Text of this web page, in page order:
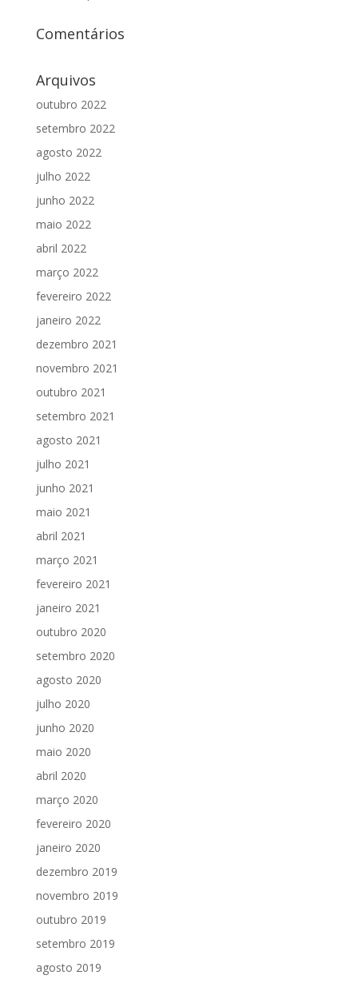
Comentários
Arquivos
outubro 2022
setembro 2022
agosto 2022
julho 2022
junho 2022
maio 2022
abril 2022
março 2022
fevereiro 2022
janeiro 2022
dezembro 2021
novembro 2021
outubro 2021
setembro 2021
agosto 2021
julho 2021
junho 2021
maio 2021
abril 2021
março 2021
fevereiro 2021
janeiro 2021
outubro 2020
setembro 2020
agosto 2020
julho 2020
junho 2020
maio 2020
abril 2020
março 2020
fevereiro 2020
janeiro 2020
dezembro 2019
novembro 2019
outubro 2019
setembro 2019
agosto 2019